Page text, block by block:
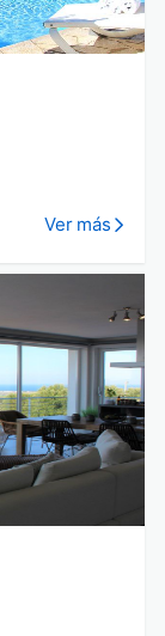
Ver más